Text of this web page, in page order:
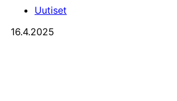
Uutiset
16.4.2025